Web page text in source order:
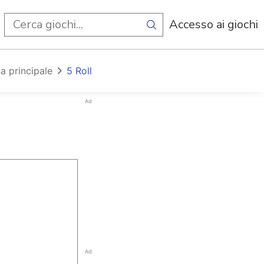
Accesso ai giochi
principale 5 Roll
Ad
Ad